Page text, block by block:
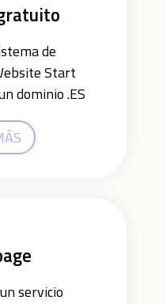
de
Start
dominio .ES
servicio